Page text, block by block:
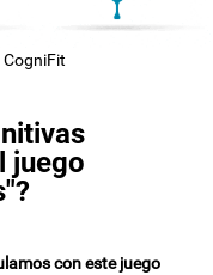
juego
con este juego